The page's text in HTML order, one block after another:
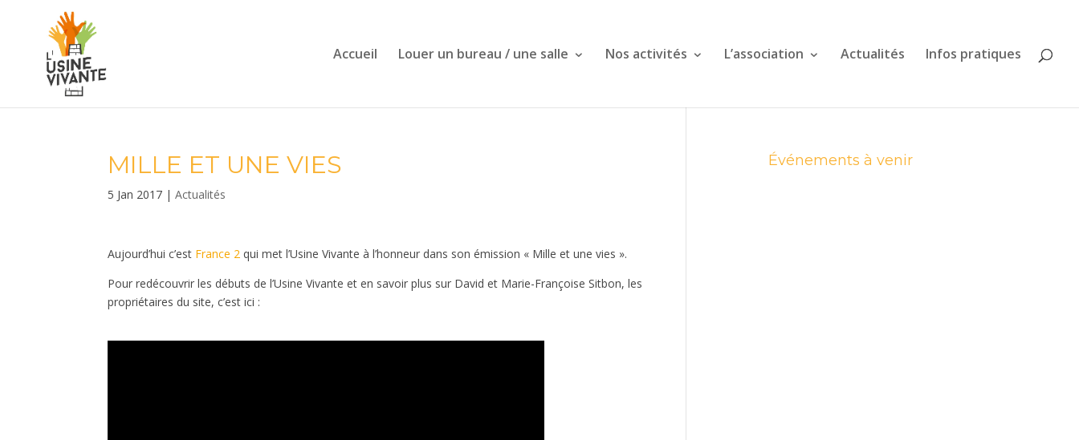
Accueil Louer un bureau / une salle Nos activités L’association Actualités Infos pratiques
MILLE ET UNE VIES
5 Jan 2017 |Actualités
Aujourd’hui c’est France 2 qui met l’Usine Vivante à l’honneur dans son émission « Mille et une vies ».
Pour redécouvrir les débuts de l’Usine Vivante et en savoir plus sur David et Marie-Françoise Sitbon, les
propriétaires du site, c’est ici :
Événements à venir